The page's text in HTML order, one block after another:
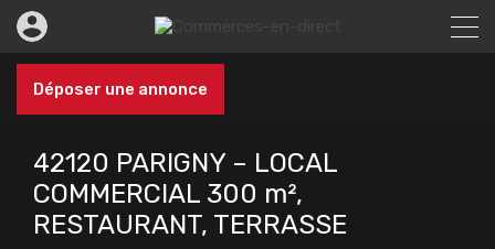
Déposer une annonce
42120 PARIGNY – LOCAL
COMMERCIAL 300 m²,
RESTAURANT, TERRASSE